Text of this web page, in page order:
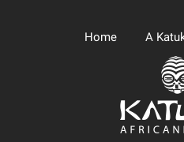
Home A